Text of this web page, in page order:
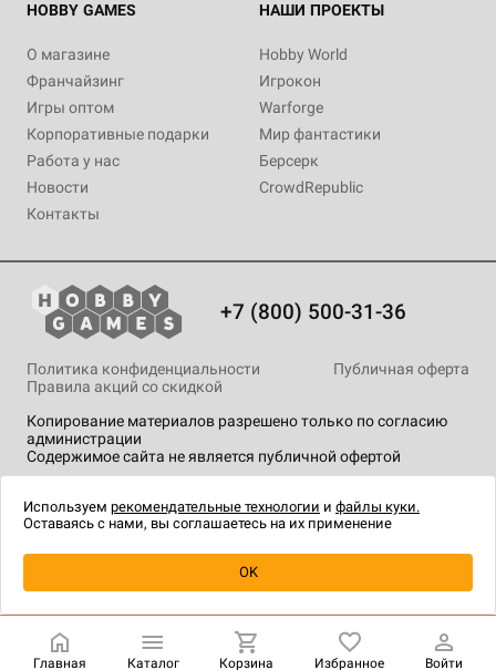
Купить
HOBBY GAMES
О магазине
Франчайзинг
Игры оптом
Корпоративные подарки
Работа у нас
Новости
Контакты
НАШИ ПРОЕКТЫ
Hobby World
Игрокон
Warforge
Мир фантастики
Берсерк
CrowdRepublic
+7 (800) 500-31-36
Копирование материалов разрешено только по согласию
администрации
Содержимое сайта не является публичной офертой
Политика конфиденциальности
Публичная оферта
Правила акций со скидкой
технологии.
Главная Каталог Корзина Избранное Войти
Используем рекомендательные технологии и файлы куки.
Оставаясь с нами, вы соглашаетесь на их применение
OK